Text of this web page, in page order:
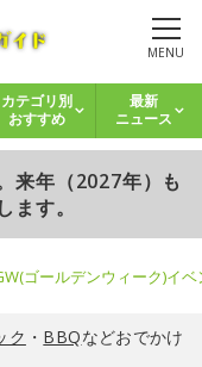
MENU
カテゴリ別
おすすめ
最新
ニュース
来年（2027年）も
ます。
ゴールデンウィーク)イ
ク ・ BBQなどおでかけ